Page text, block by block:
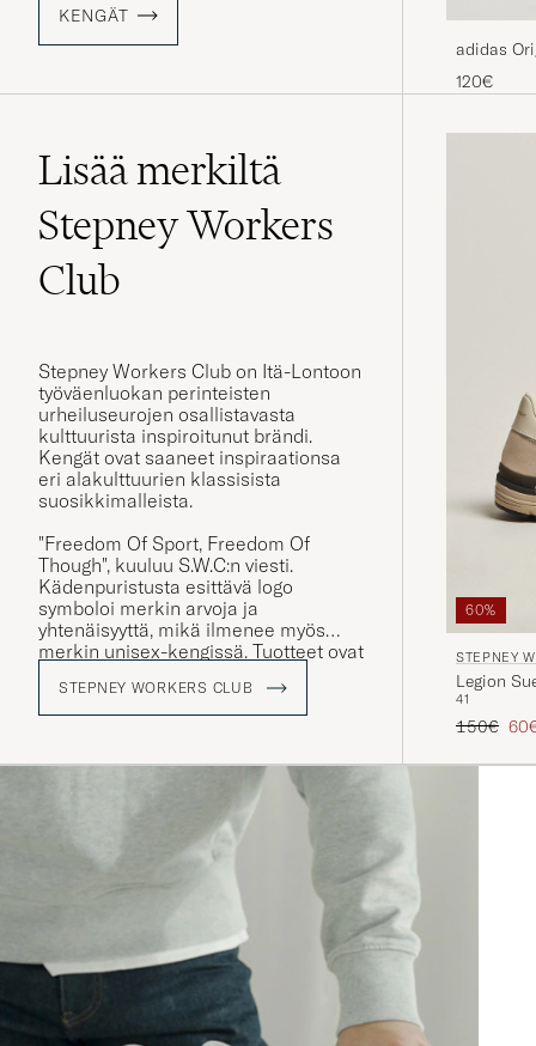
KENGÄT
adidas
Brown/
120€
Lisää merkiltä
Stepney Workers
Club
Stepney Workers Club on Itä-Lontoon
työväenluokan perinteisten
urheiluseurojen osallistavasta
kulttuurista inspiroitunut brändi.
Kengät ovat saaneet inspiraationsa
eri alakulttuurien klassisista
suosikkimalleista.
"Freedom Of Sport, Freedom Of
Though", kuuluu S.W.C:n viesti.
Kädenpuristusta esittävä logo
symboloi merkin arvoja ja
yhtenäisyyttä, mikä ilmenee myös
merkin unisex-kengissä. Tuotteet ovat
STEPNEY WORKERS CLUB
60%
STEPNEY
Legion
41
150€